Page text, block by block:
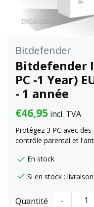
Bitdefender
Bitdefender
PC -1 Year)
- 1 année
€46,95 incl. TVA
Protégez 3 PC avec
contrôle parental et
En stock
Si en stock :
Quantité -